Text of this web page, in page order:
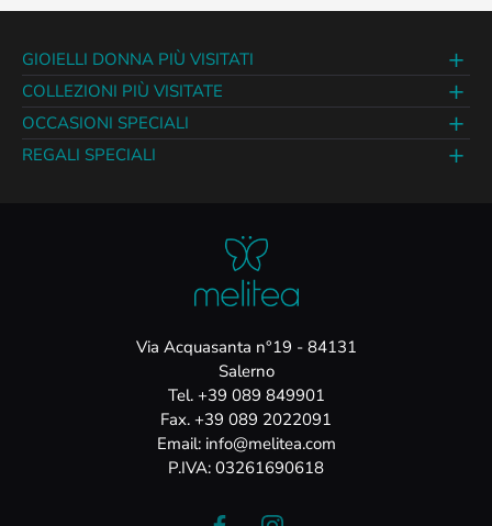
GIOIELLI DONNA PIÙ VISITATI
COLLEZIONI PIÙ VISITATE
OCCASIONI SPECIALI
REGALI SPECIALI
Via Acquasanta n°19 - 84131
Salerno
Tel. +39 089 849901
Fax. +39 089 2022091
Email: info@melitea.com
P.IVA: 03261690618